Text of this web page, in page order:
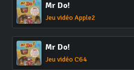
Mr Do!
Jeu vidéo Apple2
Mr Do!
Jeu vidéo C64